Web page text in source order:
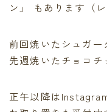
ン」 もあります（
前回焼いたシュガー
先週焼いたチョコチ
正午以降は